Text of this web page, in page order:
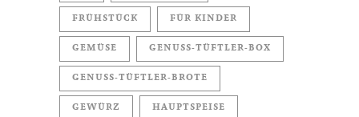
FRÜHSTÜCK FÜR KINDER
GEMÜSE GENUSS-TÜFTLER-BOX
GENUSS-TÜFTLER-BROTE
GEWÜRZ HAUPTSPEISE